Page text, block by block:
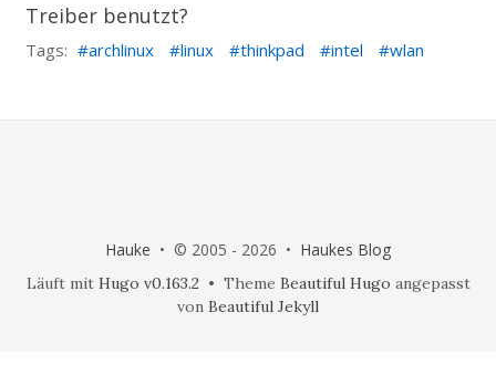
Treiber benutzt?
Tags: archlinux linux thinkpad intel wlan
Hauke • © 2005 - 2026 • Haukes Blog
Läuft mit Hugo v0.163.2 • Theme Beautiful Hugo angepasst
von Beautiful Jekyll